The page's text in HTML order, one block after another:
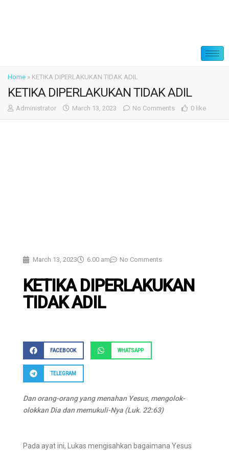
Home » KETIKA DIPERLAKUKAN TIDAK ADIL
KETIKA DIPERLAKUKAN TIDAK ADIL
Administrator March 13, 2023 No Comments 0 like
March 13, 2023 6:00 am No Comments
KETIKA DIPERLAKUKAN
TIDAK ADIL
FACEBOOK WHATSAPP
TELEGRAM
Dan orang-orang yang menahan Yesus, mengolok-
olokkan Dia dan memukuli-Nya (Luk. 22:63)
Pada ayat ini, Lukas mengisahkan bagaimana Yesus